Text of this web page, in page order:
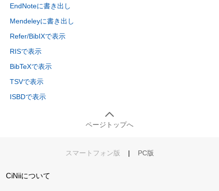
EndNoteに書き出し
Mendeleyに書き出し
Refer/BibIXで表示
RISで表示
BibTeXで表示
TSVで表示
ISBDで表示
ページトップへ
スマートフォン版 | PC版
CiNiiについて